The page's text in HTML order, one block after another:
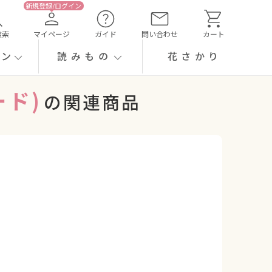
索 マイページ ガイド 問い合わせ カート
読みもの 花さかり
ド) の関連商品